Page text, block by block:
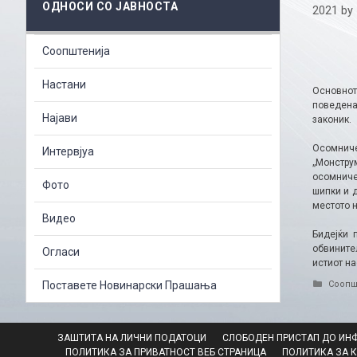
2021 by
законик.
шипки и
местото
Бидејќи
истиот
ОДНОСИ СО ЈАВНОСТА
Соопштенија
Настани
Најави
Интервјуа
Фото
Видео
Огласи
Поставете Новинарски Прашања
ЗАШТИТА НА ЛИЧНИ ПОДАТОЦИ СЛОБОДЕН ПРИСТАП ДО
ПОЛИТИКА ЗА ПРИВАТНОСТ ВЕБ СТРАНИЦА
ПОЛИТИКА ЗА